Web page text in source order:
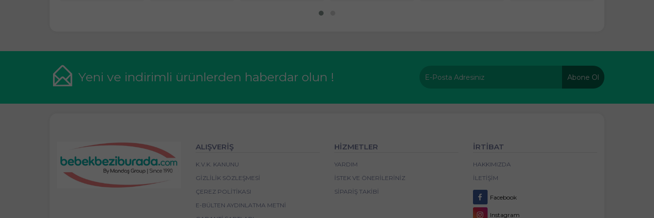
Yeni ve indirimli ürünlerden haberdar olun ! Abone Ol
ALIŞVERİŞ
K.V.K. KANUNU
GIZLILIK SÖZLEŞMESI
ÇEREZ POLITIKASI
E-BÜLTEN AYDINLATMA METNI
HİZMETLER
YARDIM
İSTEK VE ÖNERILERINIZ
SIPARIŞ TAKIBI
İRTİBAT
HAKKIMIZDA
İLETIŞIM
Facebook
Instagram